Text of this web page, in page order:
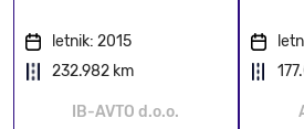
letnik: 2015
232.982 km
IB-AVTO d.o.o.